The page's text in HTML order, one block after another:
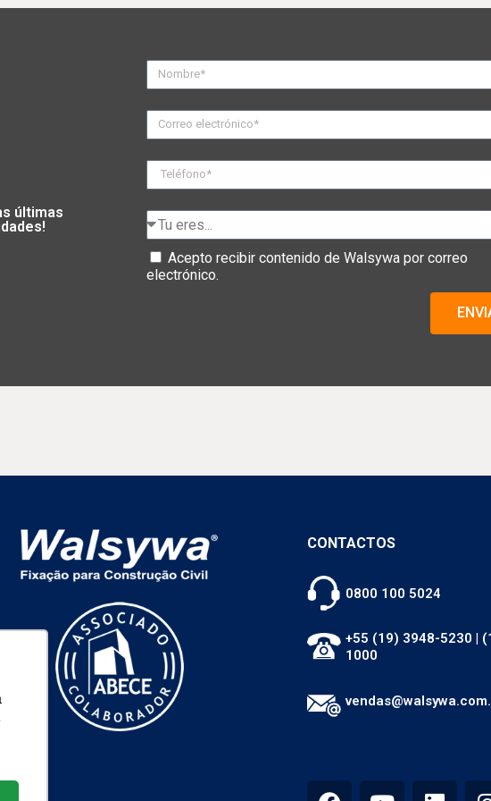
últimas
Acepto recibir contenido de Walsywa por correo
electrónico.
CONTACTOS
0800 100 5024
+55 (19) 3948-5230
1000